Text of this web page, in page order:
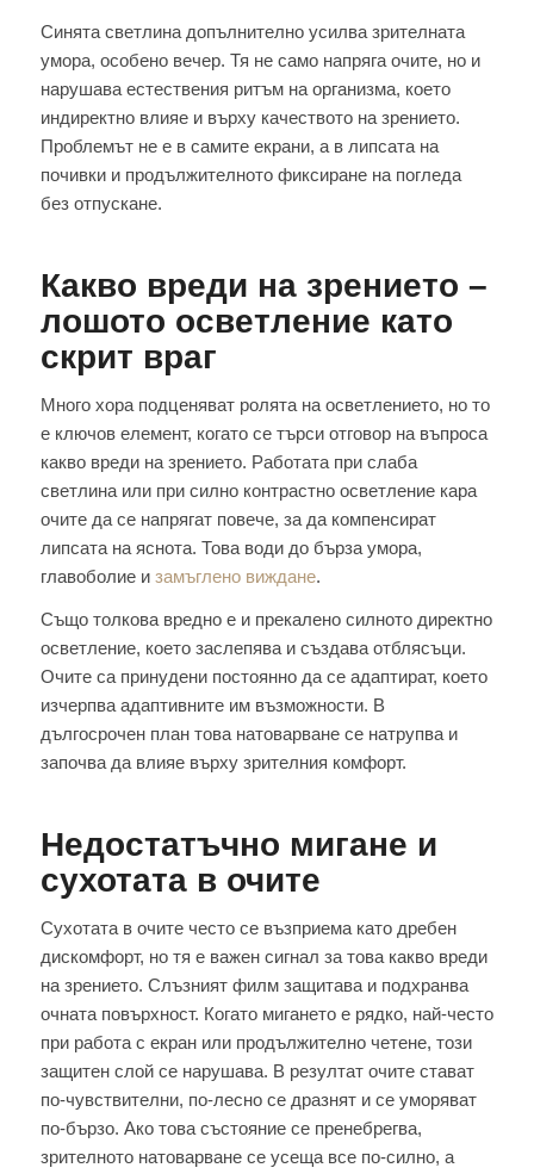
Синята светлина допълнително усилва зрителната
умора, особено вечер. Тя не само напряга очите, но и
нарушава естествения ритъм на организма, което
индиректно влияе и върху качеството на зрението.
Проблемът не е в самите екрани, а в липсата на
почивки и продължителното фиксиране на погледа
без отпускане.
Какво вреди на зрението –
лошото осветление като
скрит враг
Много хора подценяват ролята на осветлението, но то
е ключов елемент, когато се търси отговор на въпроса
какво вреди на зрението. Работата при слаба
светлина или при силно контрастно осветление кара
очите да се напрягат повече, за да компенсират
липсата на яснота. Това води до бърза умора,
главоболие и замъглено виждане.
Също толкова вредно е и прекалено силното директно
осветление, което заслепява и създава отблясъци.
Очите са принудени постоянно да се адаптират, което
изчерпва адаптивните им възможности. В
дългосрочен план това натоварване се натрупва и
започва да влияе върху зрителния комфорт.
Недостатъчно мигане и
сухотата в очите
Сухотата в очите често се възприема като дребен
дискомфорт, но тя е важен сигнал за това какво вреди
на зрението. Слъзният филм защитава и подхранва
очната повърхност. Когато мигането е рядко, най-често
при работа с екран или продължително четене, този
защитен слой се нарушава. В резултат очите стават
по-чувствителни, по-лесно се дразнят и се уморяват
по-бързо. Ако това състояние се пренебрегва,
зрителното натоварване се усеща все по-силно, а